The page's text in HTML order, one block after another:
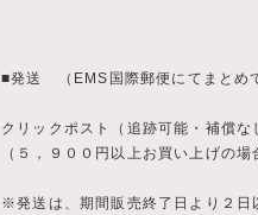
■発送 （EMS国際郵便にてまとめ
クリックポスト（追跡可能・補償
（５，９００円以上お買い上げの場
※発送は、期間販売終了日より２日